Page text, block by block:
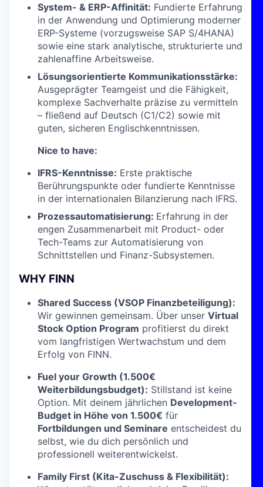
System- & ERP-Affinität: Fundierte Erfahrung
in der Anwendung und Optimierung moderner
ERP-Systeme (vorzugsweise SAP S/4HANA)
sowie eine stark analytische, strukturierte und
zahlenaffine Arbeitsweise.
Lösungsorientierte Kommunikationsstärke:
Ausgeprägter Teamgeist und die Fähigkeit,
komplexe Sachverhalte präzise zu vermitteln
– fließend auf Deutsch (C1/C2) sowie mit
guten, sicheren Englischkenntnissen.
Nice to have:
IFRS-Kenntnisse: Erste praktische
Berührungspunkte oder fundierte Kenntnisse
in der internationalen Bilanzierung nach IFRS.
Prozessautomatisierung: Erfahrung in der
engen Zusammenarbeit mit Product- oder
Tech-Teams zur Automatisierung von
Schnittstellen und Finanz-Subsystemen.
WHY FINN
Shared Success (VSOP Finanzbeteiligung):
Wir gewinnen gemeinsam. Über unser Virtual
Stock Option Program profitierst du direkt
vom langfristigen Wertwachstum und dem
Erfolg von FINN.
Fuel your Growth (1.500€
Weiterbildungsbudget): Stillstand ist keine
Option. Mit deinem jährlichen Development-
Budget in Höhe von 1.500€ für
Fortbildungen und Seminare entscheidest du
selbst, wie du dich persönlich und
professionell weiterentwickelst.
Family First (Kita-Zuschuss & Flexibilität):